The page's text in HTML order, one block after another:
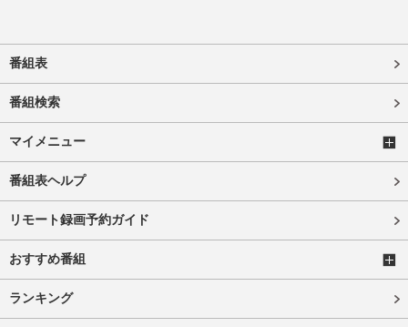
番組表
番組検索
マイメニュー
番組表ヘルプ
リモート録画予約ガイド
おすすめ番組
ランキング